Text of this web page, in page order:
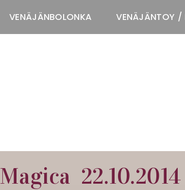
VENÄJÄNBOLONKA VENÄJÄNTOY /
Magica 22.10.2014